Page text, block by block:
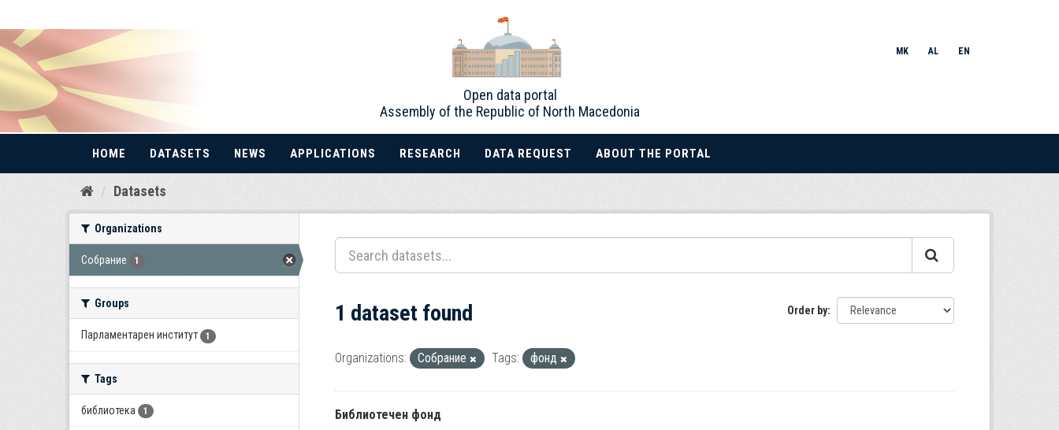
Skip
Open data portal
Assembly of the Republic of North Macedonia
MK AL EN
HOME DATASETS NEWS APPLICATIONS RESEARCH DATA REQUEST ABOUT THE PORTAL
Datasets
Organizations
Собрание 1
Groups
Парламентарен институт 1
Tags
библиотека 1
Order by
1 dataset found
Organizations: Собрание Tags: фонд
Библиотечен фонд